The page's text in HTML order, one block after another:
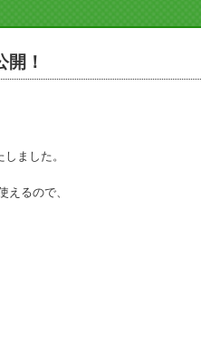
開！
ました。
えるので、